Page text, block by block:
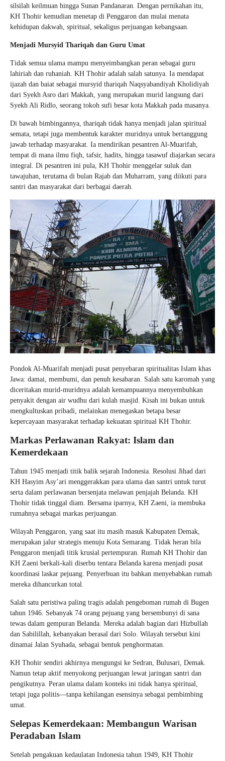
silsilah keilmuan hingga Sunan Pandanaran. Dengan pernikahan itu,
KH Thohir kemudian menetap di Penggaron dan mulai menata
kehidupan dakwah, spiritual, sekaligus perjuangan kebangsaan.
Menjadi Mursyid Thariqah dan Guru Umat
Tidak semua ulama mampu menyeimbangkan peran sebagai guru
lahiriah dan ruhaniah. KH Thohir adalah salah satunya. Ia mendapat
ijazah dan baiat sebagai mursyid thariqah Naqsyabandiyah Kholidiyah
dari Syekh Asro dari Makkah, yang merupakan murid langsung dari
Syekh Ali Ridlo, seorang tokoh sufi besar kota Makkah pada masanya.
Di bawah bimbingannya, thariqah tidak hanya menjadi jalan spiritual
semata, tetapi juga membentuk karakter muridnya untuk bertanggung
jawab terhadap masyarakat. Ia mendirikan pesantren Al-Muarifah,
tempat di mana ilmu fiqh, tafsir, hadits, hingga tasawuf diajarkan secara
integral. Di pesantren ini pula, KH Thohir menggelar suluk dan
tawajuhan, terutama di bulan Rajab dan Muharram, yang diikuti para
santri dan masyarakat dari berbagai daerah.
Pondok Al-Muarifah menjadi pusat penyebaran spiritualitas Islam khas
Jawa: damai, membumi, dan penuh kesabaran. Salah satu karomah yang
diceritakan murid-muridnya adalah kemampuannya menyembuhkan
penyakit dengan air wudhu dari kulah masjid. Kisah ini bukan untuk
mengkultuskan pribadi, melainkan menegaskan betapa besar
kepercayaan masyarakat terhadap kekuatan spiritual KH Thohir.
Markas Perlawanan Rakyat: Islam dan
Kemerdekaan
Tahun 1945 menjadi titik balik sejarah Indonesia. Resolusi Jihad dari
KH Hasyim Asy’ari menggerakkan para ulama dan santri untuk turut
serta dalam perlawanan bersenjata melawan penjajah Belanda. KH
Thohir tidak tinggal diam. Bersama iparnya, KH Zaeni, ia membuka
rumahnya sebagai markas perjuangan.
Wilayah Penggaron, yang saat itu masih masuk Kabupaten Demak,
merupakan jalur strategis menuju Kota Semarang. Tidak heran bila
Penggaron menjadi titik krusial pertempuran. Rumah KH Thohir dan
KH Zaeni berkali-kali diserbu tentara Belanda karena menjadi pusat
koordinasi laskar pejuang. Penyerbuan itu bahkan menyebabkan rumah
mereka dihancurkan total.
Salah satu peristiwa paling tragis adalah pengeboman rumah di Bugen
tahun 1946. Sebanyak 74 orang pejuang yang bersembunyi di sana
tewas dalam gempuran Belanda. Mereka adalah bagian dari Hizbullah
dan Sabilillah, kebanyakan berasal dari Solo. Wilayah tersebut kini
dinamai Jalan Syuhada, sebagai bentuk penghormatan.
KH Thohir sendiri akhirnya mengungsi ke Sedran, Bulusari, Demak.
Namun tetap aktif menyokong perjuangan lewat jaringan santri dan
pengikutnya. Peran ulama dalam konteks ini tidak hanya spiritual,
tetapi juga politis—tanpa kehilangan esensinya sebagai pembimbing
umat.
Selepas Kemerdekaan: Membangun Warisan
Peradaban Islam
Setelah pengakuan kedaulatan Indonesia tahun 1949, KH Thohir